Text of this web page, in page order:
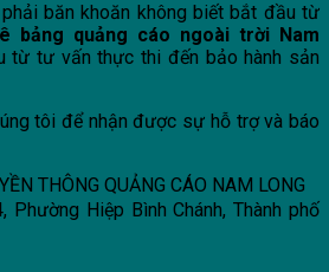
băn khoăn không biết bắt đầu từ
bảng quảng cáo ngoài trời Nam
từ tư vấn thực thi đến bảo hành sản
tôi để nhận được sự hỗ trợ và báo
THÔNG QUẢNG CÁO NAM LONG
Hiệp Bình Chánh, Thành phố